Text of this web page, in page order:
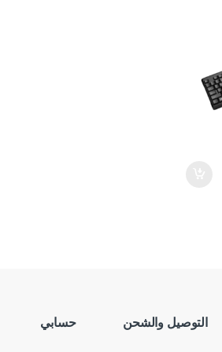
التوصيل والشحن حسابي